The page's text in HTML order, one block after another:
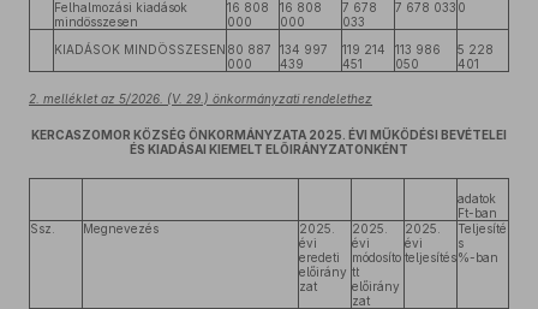
Felhalmozási kiadások
mindösszesen
16 808
000
16 808
000
7 678
033
7 678 033 0
KIADÁSOK MINDÖSSZESEN 80 887
000
134 997
439
119 214
451
113 986
050
5 228
401
2. melléklet az 5/2026. (V. 29.) önkormányzati rendelethez
KERCASZOMOR KÖZSÉG ÖNKORMÁNYZATA 2025. ÉVI MŰKÖDÉSI BEVÉTELEI
ÉS KIADÁSAI KIEMELT ELŐIRÁNYZATONKÉNT
adatok
Ft-ban
Ssz.
Megnevezés
2025.
évi
eredeti
előirány
zat
2025.
évi
módosíto
tt
előirány
zat
2025.
évi
teljesítés
Teljesíté
s
%-ban